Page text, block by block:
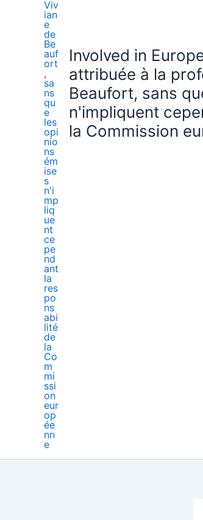
Involved in
attribuée à la
Beaufort, sans
n'impliquent
la Commission